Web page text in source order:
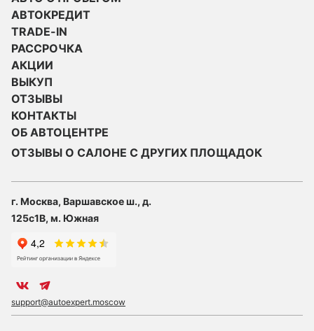
АВТОКРЕДИТ
TRADE-IN
РАССРОЧКА
АКЦИИ
ВЫКУП
ОТЗЫВЫ
КОНТАКТЫ
ОБ АВТОЦЕНТРЕ
ОТЗЫВЫ О САЛОНЕ С ДРУГИХ ПЛОЩАДОК
г. Москва, Варшавское ш., д.
125с1В, м. Южная
support@autoexpert.moscow